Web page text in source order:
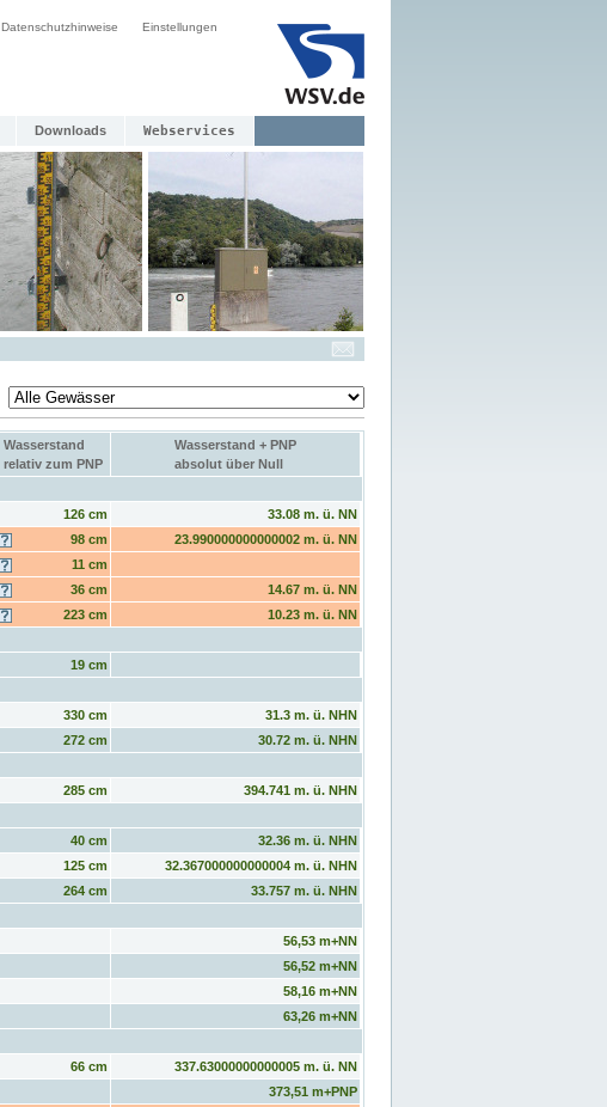
Datenschutzhinweise Einstellungen
Downloads Webservices
Wasserstand
relativ zum PNP
Wasserstand + PNP
absolut über Null
126 cm
33.08 m. ü. NN
98 cm
23.990000000000002 m. ü. NN
11 cm
36 cm
14.67 m. ü. NN
223 cm
10.23 m. ü. NN
19 cm
330 cm
31.3 m. ü. NHN
272 cm
30.72 m. ü. NHN
285 cm
394.741 m. ü. NHN
40 cm
32.36 m. ü. NHN
125 cm
32.367000000000004 m. ü. NHN
264 cm
33.757 m. ü. NHN
56,53 m+NN
56,52 m+NN
58,16 m+NN
63,26 m+NN
66 cm
337.63000000000005 m. ü. NN
373,51 m+PNP